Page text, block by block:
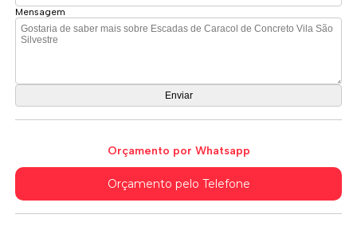
Mensagem
Orçamento por Whatsapp
Orçamento pelo Telefone